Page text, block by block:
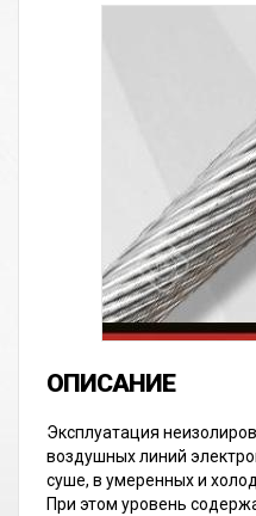
Эксплуатация
воздушных линий
суше, в умеренных и
При этом уровень